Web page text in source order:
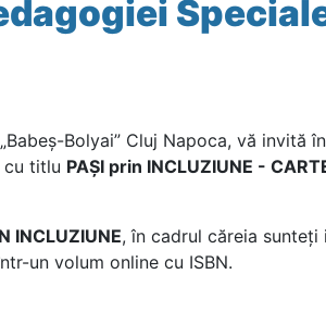
Bolyai” Cluj Napoca, vă invită
cu titlu PAȘI prin INCLUZIUNE -
INCLUZIUNE, în cadrul căreia sunteți
un volum online cu ISBN.